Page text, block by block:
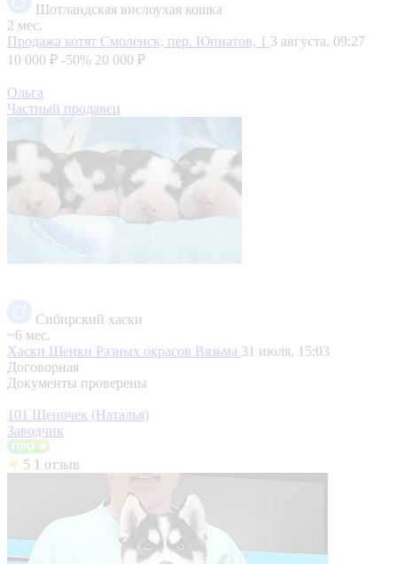
Шотландская вислоухая кошка
2 мес.
Продажа котят Смоленск, пер. Юннатов, 1 3 августа, 09:27
10 000 ₽ -50% 20 000 ₽
Ольга
Частный продавец
Сибирский хаски
~6 мес.
Хаски Щенки Разных окрасов Вязьма 31 июля, 15:03
Договорная
Документы проверены
101 Щеночек (Наталья)
Заводчик
5 1 отзыв